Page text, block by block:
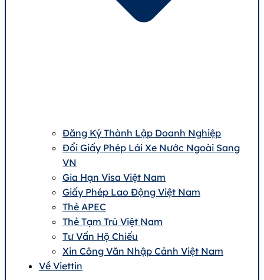
Đăng Ký Thành Lập Doanh Nghiệp
Đổi Giấy Phép Lái Xe Nước Ngoài Sang
VN
Gia Hạn Visa Việt Nam
Giấy Phép Lao Động Việt Nam
Thẻ APEC
Thẻ Tạm Trú Việt Nam
Tư Vấn Hộ Chiếu
Xin Công Văn Nhập Cảnh Việt Nam
Về Viettin